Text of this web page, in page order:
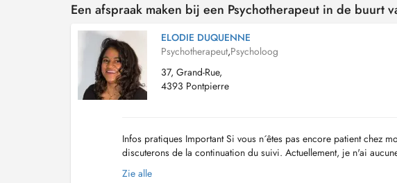
Een afspraak maken bij een Psychotherapeut in de buurt
ELODIE DUQUENNE
Psychotherapeut,Psycholoog
37, Grand-Rue,
4393 Pontpierre
Infos pratiques Important Si vous n´êtes pas encore patient chez
discuterons de la continuation du suivi. Actuellement, je n'ai
questions, veuillez bien vouloi...
Zie alle